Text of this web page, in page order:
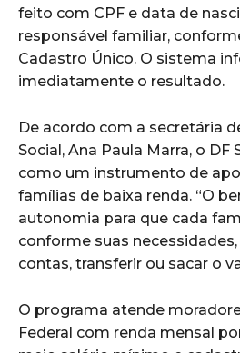
feito com CPF e data de
responsável familiar,
Cadastro Único. O sistema
imediatamente o resultado.
De acordo com a secretária
Social, Ana Paula Marra, o DF
como um instrumento de
famílias de baixa renda. “O
autonomia para que cada
conforme suas
contas, transferir ou sacar o
O programa atende
Federal com renda mensal